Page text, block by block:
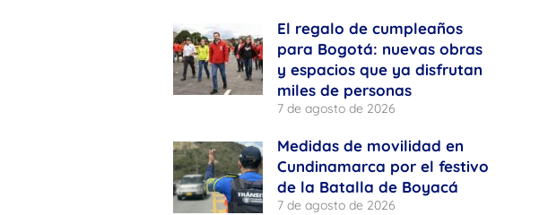
El regalo de cumpleaños
para Bogotá: nuevas obras
y espacios que ya disfrutan
miles de personas
7 de agosto de 2026
Medidas de movilidad en
Cundinamarca por el festivo
de la Batalla de Boyacá
7 de agosto de 2026